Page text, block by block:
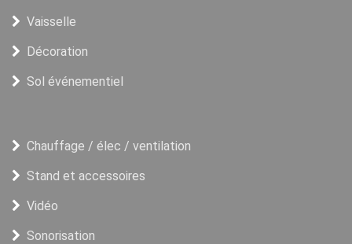
Vaisselle
Décoration
Sol événementiel
Chauffage / élec / ventilation
Stand et accessoires
Vidéo
Sonorisation